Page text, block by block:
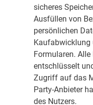
sicheres
Ausfüllen von
persönlichen
Kaufabwicklung
Formularen.
entschlüsselt
Zugriff auf das
Party-Anbieter
des Nutzers.